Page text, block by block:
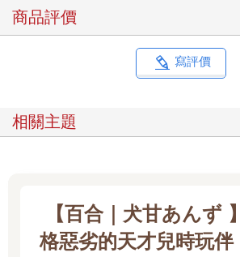
商品評價
寫評價
相關主題
【百合｜犬甘あんず
格惡劣的天才兒時玩伴